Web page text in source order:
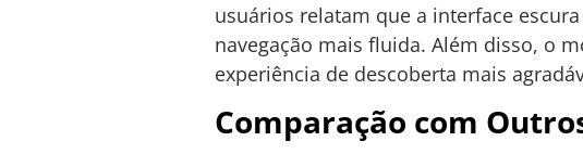
usuários relatam que a interface
navegação mais fluida. Além disso, o
experiência de descoberta mais
Comparação com